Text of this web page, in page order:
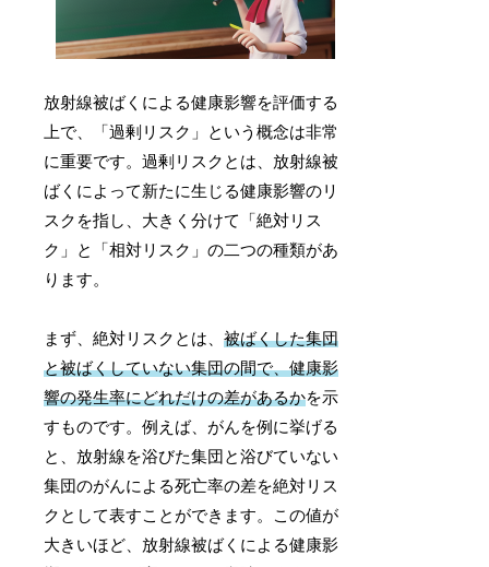
放射線被ばくによる健康影響を評価する
上で、「過剰リスク」という概念は非常
に重要です。過剰リスクとは、放射線被
ばくによって新たに生じる健康影響のリ
スクを指し、大きく分けて「絶対リス
ク」と「相対リスク」の二つの種類があ
ります。
まず、絶対リスクとは、被ばくした集団
と被ばくしていない集団の間で、健康影
響の発生率にどれだけの差があるかを示
すものです。例えば、がんを例に挙げる
と、放射線を浴びた集団と浴びていない
集団のがんによる死亡率の差を絶対リス
クとして表すことができます。この値が
大きいほど、放射線被ばくによる健康影